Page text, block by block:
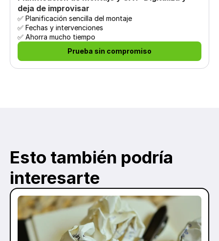
deja de improvisar
✅ Planificación sencilla del montaje
✅ Fechas y intervenciones
✅ Ahorra mucho tiempo
Prueba sin compromiso
Esto también podría
interesarte